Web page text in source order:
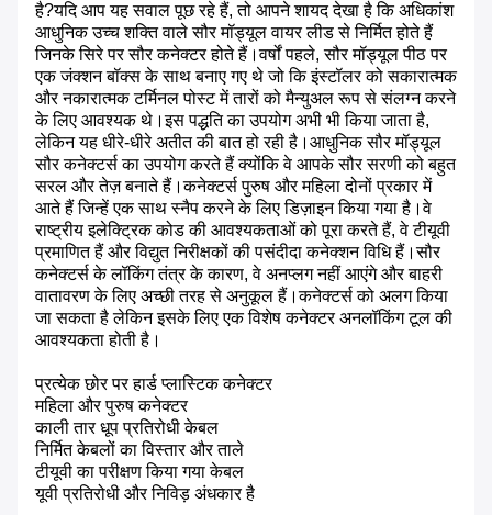
है?यदि आप यह सवाल पूछ रहे हैं, तो आपने शायद देखा है कि अधिकांश
आधुनिक उच्च शक्ति वाले सौर मॉड्यूल वायर लीड से निर्मित होते हैं
जिनके सिरे पर सौर कनेक्टर होते हैं।वर्षों पहले, सौर मॉड्यूल पीठ पर
एक जंक्शन बॉक्स के साथ बनाए गए थे जो कि इंस्टॉलर को सकारात्मक
और नकारात्मक टर्मिनल पोस्ट में तारों को मैन्युअल रूप से संलग्न करने
के लिए आवश्यक थे।इस पद्धति का उपयोग अभी भी किया जाता है,
लेकिन यह धीरे-धीरे अतीत की बात हो रही है।आधुनिक सौर मॉड्यूल
सौर कनेक्टर्स का उपयोग करते हैं क्योंकि वे आपके सौर सरणी को बहुत
सरल और तेज़ बनाते हैं।कनेक्टर्स पुरुष और महिला दोनों प्रकार में
आते हैं जिन्हें एक साथ स्नैप करने के लिए डिज़ाइन किया गया है।वे
राष्ट्रीय इलेक्ट्रिक कोड की आवश्यकताओं को पूरा करते हैं, वे टीयूवी
प्रमाणित हैं और विद्युत निरीक्षकों की पसंदीदा कनेक्शन विधि हैं।सौर
कनेक्टर्स के लॉकिंग तंत्र के कारण, वे अनप्लग नहीं आएंगे और बाहरी
वातावरण के लिए अच्छी तरह से अनुकूल हैं।कनेक्टर्स को अलग किया
जा सकता है लेकिन इसके लिए एक विशेष कनेक्टर अनलॉकिंग टूल की
आवश्यकता होती है।
प्रत्येक छोर पर हार्ड प्लास्टिक कनेक्टर
महिला और पुरुष कनेक्टर
काली तार धूप प्रतिरोधी केबल
निर्मित केबलों का विस्तार और ताले
टीयूवी का परीक्षण किया गया केबल
यूवी प्रतिरोधी और निविड़ अंधकार है